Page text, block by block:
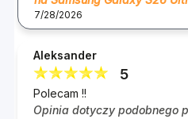
7/28/2026
Aleksander
5
Polecam !!
Opinia dotyczy podobnego